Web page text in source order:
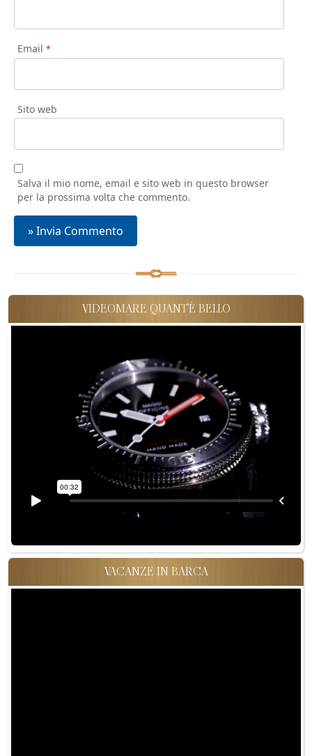
Email *
Sito web
Salva il mio nome, email e sito web in questo browser
per la prossima volta che commento.
VIDEOMARE QUANT'È BELLO
VACANZE IN BARCA